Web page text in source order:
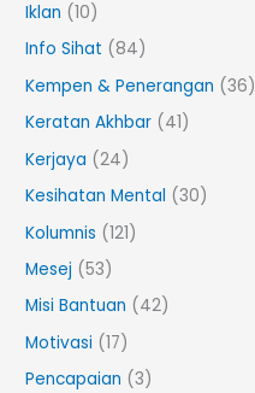
Iklan (10)
Info Sihat (84)
Kempen & Penerangan (36)
Keratan Akhbar (41)
Kerjaya (24)
Kesihatan Mental (30)
Kolumnis (121)
Mesej (53)
Misi Bantuan (42)
Motivasi (17)
Pencapaian (3)